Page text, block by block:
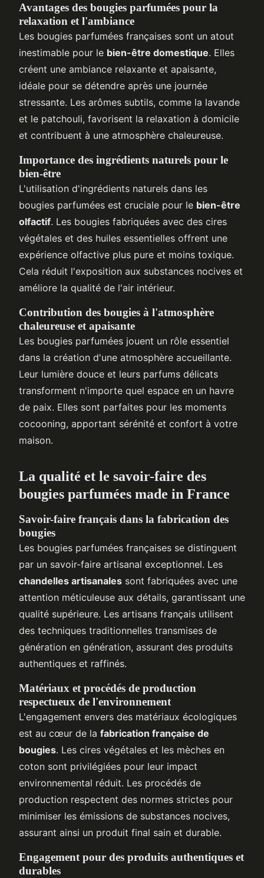
Avantages des bougies parfumées pour la
relaxation et l'ambiance
Les bougies parfumées françaises sont un atout
inestimable pour le bien-être domestique. Elles
créent une ambiance relaxante et apaisante,
idéale pour se détendre après une journée
stressante. Les arômes subtils, comme la lavande
et le patchouli, favorisent la relaxation à domicile
et contribuent à une atmosphère chaleureuse.
Importance des ingrédients naturels pour le
bien-être
L'utilisation d'ingrédients naturels dans les
bougies parfumées est cruciale pour le bien-être
olfactif. Les bougies fabriquées avec des cires
végétales et des huiles essentielles offrent une
expérience olfactive plus pure et moins toxique.
Cela réduit l'exposition aux substances nocives et
améliore la qualité de l'air intérieur.
Contribution des bougies à l'atmosphère
chaleureuse et apaisante
Les bougies parfumées jouent un rôle essentiel
dans la création d'une atmosphère accueillante.
Leur lumière douce et leurs parfums délicats
transforment n'importe quel espace en un havre
de paix. Elles sont parfaites pour les moments
cocooning, apportant sérénité et confort à votre
maison.
La qualité et le savoir-faire des
bougies parfumées made in France
Savoir-faire français dans la fabrication des
bougies
Les bougies parfumées françaises se distinguent
par un savoir-faire artisanal exceptionnel. Les
chandelles artisanales sont fabriquées avec une
attention méticuleuse aux détails, garantissant une
qualité supérieure. Les artisans français utilisent
des techniques traditionnelles transmises de
génération en génération, assurant des produits
authentiques et raffinés.
Matériaux et procédés de production
respectueux de l'environnement
L'engagement envers des matériaux écologiques
est au cœur de la fabrication française de
bougies. Les cires végétales et les mèches en
coton sont privilégiées pour leur impact
environnemental réduit. Les procédés de
production respectent des normes strictes pour
minimiser les émissions de substances nocives,
assurant ainsi un produit final sain et durable.
Engagement pour des produits authentiques et
durables